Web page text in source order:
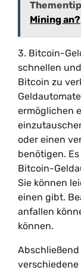
Mining an?
3. Bitcoin-
schnellen
Bitcoin zu
ermöglichen
oder einen
benötigen.
Bitcoin-
Sie können
einen gibt.
anfallen
können.